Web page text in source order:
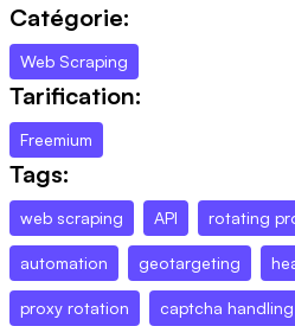
Catégorie:
Web Scraping
Tarification:
Freemium
Tags:
web scraping API rotating
automation geotargeting
proxy rotation captcha handling